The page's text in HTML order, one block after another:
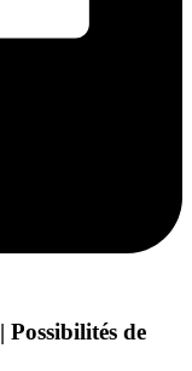
Possibilités de